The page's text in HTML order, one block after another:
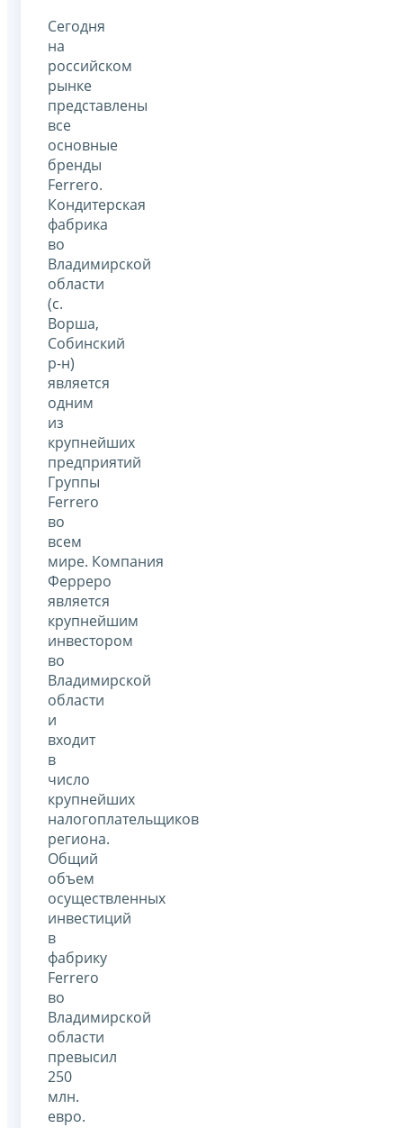
Сегодня
на
российском
рынке
представлены
все
основные
бренды
Ferrero.
Кондитерская
фабрика
во
Владимирской
области
(с.
Ворша,
Собинский
р-н)
является
одним
из
крупнейших
предприятий
Группы
Ferrero
во
всем
мире. Компания
Ферреро
является
крупнейшим
инвестором
во
Владимирской
области
и
входит
в
число
крупнейших
налогоплательщиков
региона.
Общий
объем
осуществленных
инвестиций
в
фабрику
Ferrero
во
Владимирской
области
превысил
250
млн.
евро.